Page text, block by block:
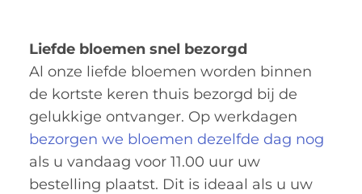
Liefde bloemen snel bezorgd
Al onze liefde bloemen worden binnen
de kortste keren thuis bezorgd bij de
gelukkige ontvanger. Op werkdagen
bezorgen we bloemen dezelfde dag nog
als u vandaag voor 11.00 uur uw
bestelling plaatst. Dit is ideaal als u uw